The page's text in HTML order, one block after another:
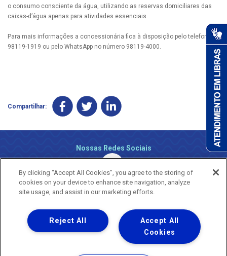
o consumo consciente da água, utilizando as reservas domiciliares das
caixas-d’água apenas para atividades essenciais.
Para mais informações a concessionária fica à disposição pelo telefone
98119-1919 ou pelo WhatsApp no número 98119-4000.
Compartilhar:
Nossas Redes Sociais
Uma empresa
Copyright ® 2026 - Todos os Direitos Reservados.
Nossa natureza movimenta a vida
By clicking “Accept All Cookies”, you agree to the storing of
cookies on your device to enhance site navigation, analyze
site usage, and assist in our marketing efforts.
Accept All
Cookies
Reject All